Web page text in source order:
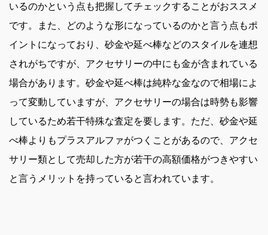
いるのかという点も把握してチェックすることがおススメ
です。また、どのような形になっているのかと言う点もポ
イントになっており、砂金や延べ棒などのスタイルを連想
されがちですが、アクセサリーの中にも金が含まれている
場合があります。砂金や延べ棒は純粋な金なので相場によ
って変動していますが、アクセサリーの場合は時勢も影響
しているため若干特殊な査定を要します。ただ、砂金や延
べ棒よりもプラスアルファがつくことがあるので、アクセ
サリー類として売却した方が若干の高額価格がつきやすい
と言うメリットを持っていると言われています。